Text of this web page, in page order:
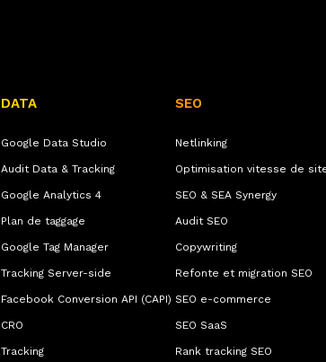
DATA
Google Data Studio
Audit Data & Tracking
Google Analytics 4
Plan de taggage
Google Tag Manager
Tracking Server-side
Facebook Conversion API (CAPI)
CRO
Tracking
SEO
Netlinking
Optimisation vitesse de
SEO & SEA Synergy
Audit SEO
Copywriting
Refonte et migration SEO
SEO e-commerce
SEO SaaS
Rank tracking SEO